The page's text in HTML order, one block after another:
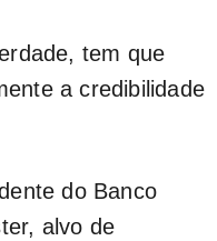
tem que
a credibilidade
do Banco
alvo de